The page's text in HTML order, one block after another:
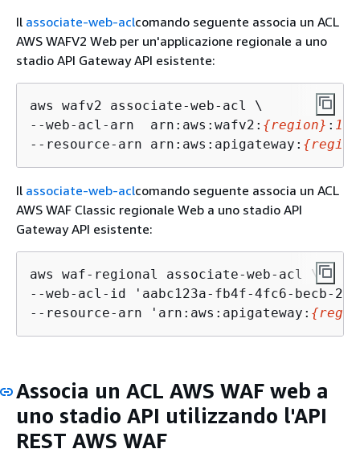
Il associate-web-aclcomando seguente associa un ACL
AWS WAFV2 Web per un'applicazione regionale a uno
stadio API Gateway API esistente:
aws wafv2 associate-web-acl \
--web-acl-arn  arn:aws:wafv2: {region} :
--resource-arn arn:aws:apigateway: {
Il associate-web-aclcomando seguente associa un ACL
AWS WAF Classic regionale Web a uno stadio API
Gateway API esistente:
aws waf-regional associate-web-acl \
--web-acl-id 'aabc123a-fb4f-4fc6-becb-
--resource-arn 'arn:aws:apigateway: {
Associa un ACL AWS WAF web a
uno stadio API utilizzando l'API
REST AWS WAF